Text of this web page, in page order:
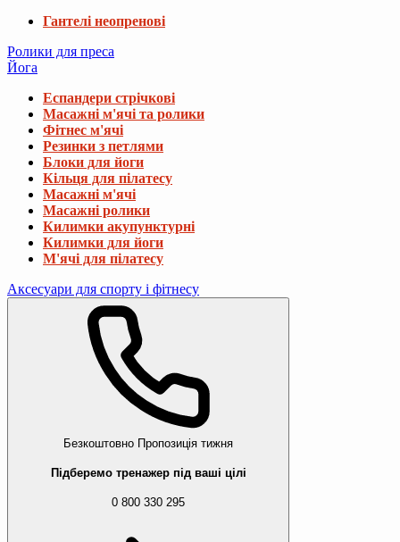
Гантелі неопренові
Ролики для преса
Йога
Еспандери стрічкові
Масажні м'ячі та ролики
Фітнес м'ячі
Резинки з петлями
Блоки для йоги
Кільця для пілатесу
Масажні м'ячі
Масажні ролики
Килимки акупунктурні
Килимки для йоги
М'ячі для пілатесу
Аксесуари для спорту і фітнесу
Безкоштовно Пропозиція тижня
Підберемо тренажер під ваші цілі
0 800 330 295